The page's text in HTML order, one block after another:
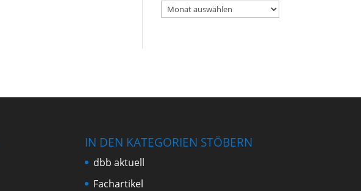
Im
IN DEN KATEGORIEN STÖBERN
dbb aktuell
Fachartikel